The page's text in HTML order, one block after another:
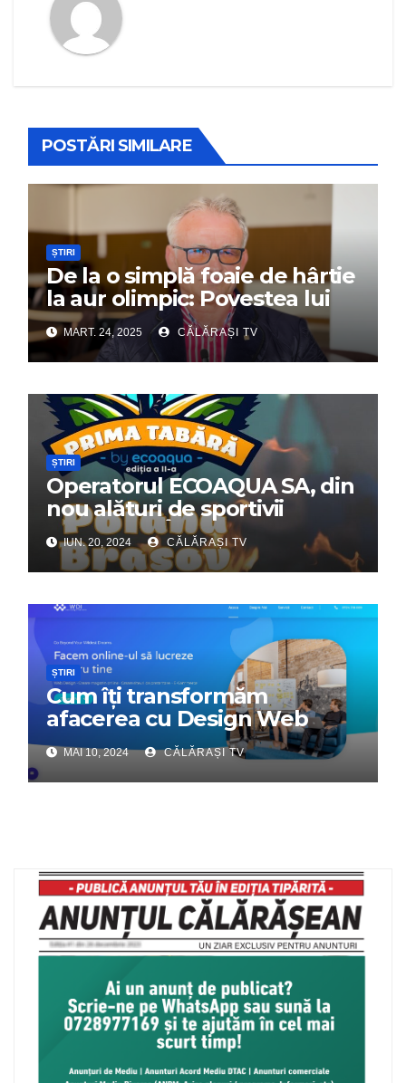
POSTĂRI SIMILARE
ȘTIRI
De la o simplă foaie de hârtie
la aur olimpic: Povestea lui
Dumitru Chirilă
MART. 24, 2025 CĂLĂRAȘI TV
ȘTIRI
Operatorul ECOAQUA SA, din
nou alături de sportivii
călărășeni. Începe „Prima
Tabără”!
IUN. 20, 2024 CĂLĂRAȘI TV
ȘTIRI
Cum îți transformăm
afacerea cu Design Web
Interactiv – Partenerul tău
digital de încredere
MAI 10, 2024 CĂLĂRAȘI TV